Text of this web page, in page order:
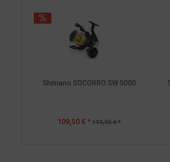
Shimano SOCORRO SW 5000
109,50 € * 119,95 € *